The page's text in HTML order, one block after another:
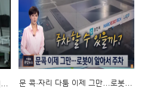
문 콕·자리 다툼 이제 그만…로봇이 주차 '척척'